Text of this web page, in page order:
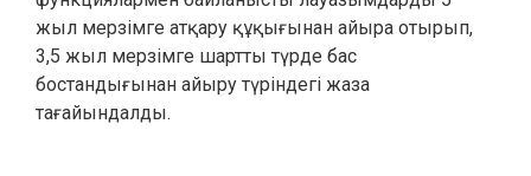
жыл мерзімге атқару құқығынан айыра отырып,
3,5 жыл мерзімге шартты түрде бас
бостандығынан айыру түріндегі жаза
тағайындалды.